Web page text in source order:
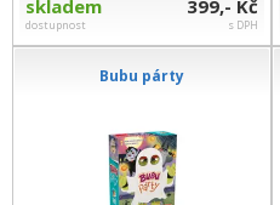
skladem
dostupnost
399,- Kč
s DPH
Bubu párty